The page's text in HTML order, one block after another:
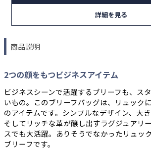
詳細を見る
商品説明
2つの顔をもつビジネスアイテム
ビジネスシーンで活躍するブリーフも、ス
いもの。このブリーフバッグは、リュック
のアイテムです。シンプルなデザイン、大
そしてリッチな革が醸し出すラグジュアリ
スでも大活躍。ありそうでなかったリュッ
ブリーフです。